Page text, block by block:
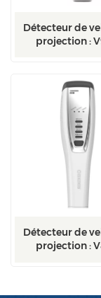
Détecteur de
projection :
Détecteur de
projection :